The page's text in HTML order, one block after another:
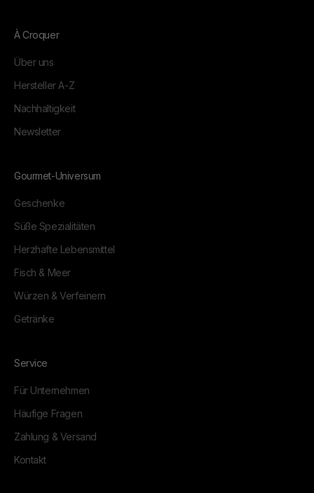
À Croquer
Über uns
Hersteller A-Z
Nachhaltigkeit
Newsletter
Gourmet-Universum
Geschenke
Süße Spezialitäten
Herzhafte Lebensmittel
Fisch & Meer
Würzen & Verfeinern
Getränke
Service
Für Unternehmen
Häufige Fragen
Zahlung & Versand
Kontakt